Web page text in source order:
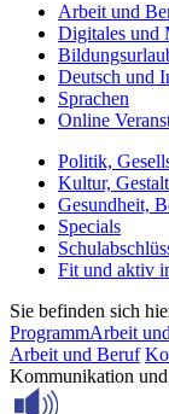
Arbeit und
Digitales und
Deutsch und
Sprachen
Online
Politik,
Kultur,
Gesundheit,
Specials
Fit und aktiv
Sie befinden sich
ProgrammArbeit
Arbeit und Beruf
Kommunikation